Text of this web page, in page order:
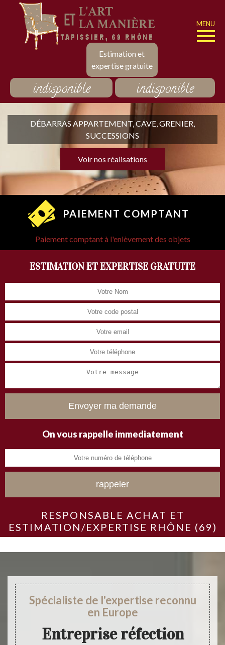
Estimation et
expertise gratuite
MENU
indisponible indisponible
DÉBARRAS APPARTEMENT, CAVE, GRENIER,
SUCCESSIONS
Voir nos réalisations
PAIEMENT COMPTANT
Paiement comptant à l'enlèvement des objets
ESTIMATION ET EXPERTISE GRATUITE
On vous rappelle immediatement
RESPONSABLE ACHAT ET
ESTIMATION/EXPERTISE RHÔNE (69)
Spécialiste de l'expertise reconnu
en Europe
Entreprise réfection